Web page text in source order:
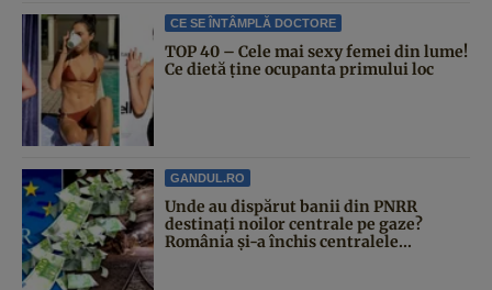
CE SE ÎNTÂMPLĂ DOCTORE
TOP 40 – Cele mai sexy femei din lume!
Ce dietă ține ocupanta primului loc
GANDUL.RO
Unde au dispărut banii din PNRR
destinați noilor centrale pe gaze?
România și-a închis centralele...